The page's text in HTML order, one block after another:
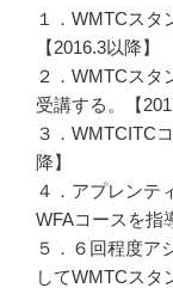
１．WMTCスタ
【2016.3以降】
２．WMTCスタ
受講する。【
３．WMTCITC
降】
４．アプレンテ
WFAコースを指
５．６回程度ア
してWMTCスタ